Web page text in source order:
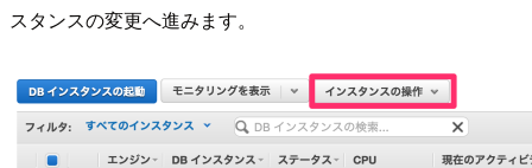
スタンスの変更へ進みます。